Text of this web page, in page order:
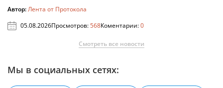
Автор:Лента от Протокола
05.08.2026Просмотров:568Коментарии:0
Смотреть все новости
Мы в социальных сетях: